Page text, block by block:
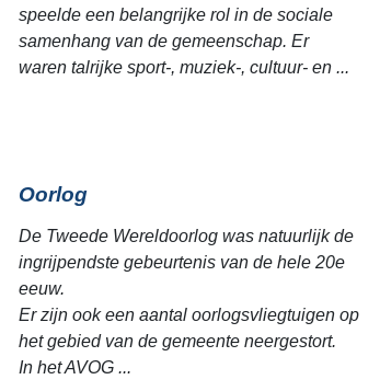
speelde een belangrijke rol in de sociale
samenhang van de gemeenschap. Er
waren talrijke sport-, muziek-, cultuur- en ...
Oorlog
De Tweede Wereldoorlog was natuurlijk de
ingrijpendste gebeurtenis van de hele 20e
eeuw.
Er zijn ook een aantal oorlogsvliegtuigen op
het gebied van de gemeente neergestort.
In het AVOG ...